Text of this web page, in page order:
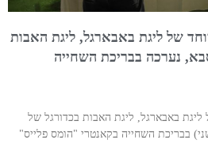
של ליגת באבארגל, ליגת האבות
נערכה בבריכת השחייה
באבארגל, ליגת האבות בכדורגל של
בבריכת השחייה בקאנטרי "הומס פלייס"